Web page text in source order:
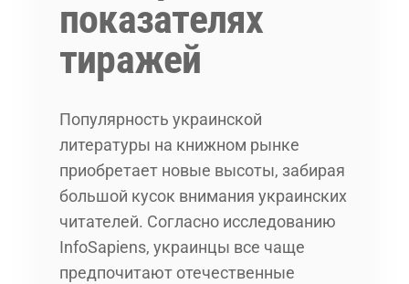
показателях
тиражей
Популярность украинской
литературы на книжном рынке
приобретает новые высоты, забирая
большой кусок внимания украинских
читателей. Согласно исследованию
InfoSapiens, украинцы все чаще
предпочитают отечественные